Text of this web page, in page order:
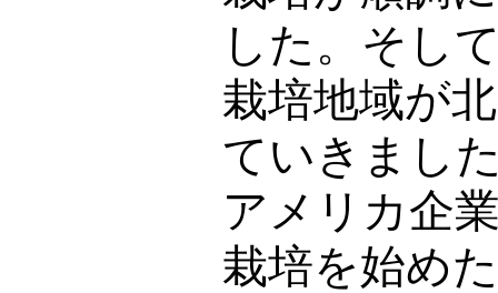
した。そし
栽培地域が
ていきまし
アメリカ企
栽培を始め